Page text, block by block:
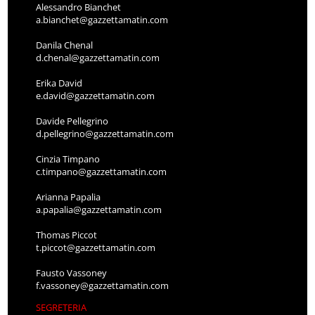
Alessandro Bianchet
a.bianchet@gazzettamatin.com
Danila Chenal
d.chenal@gazzettamatin.com
Erika David
e.david@gazzettamatin.com
Davide Pellegrino
d.pellegrino@gazzettamatin.com
Cinzia Timpano
c.timpano@gazzettamatin.com
Arianna Papalia
a.papalia@gazzettamatin.com
Thomas Piccot
t.piccot@gazzettamatin.com
Fausto Vassoney
f.vassoney@gazzettamatin.com
SEGRETERIA